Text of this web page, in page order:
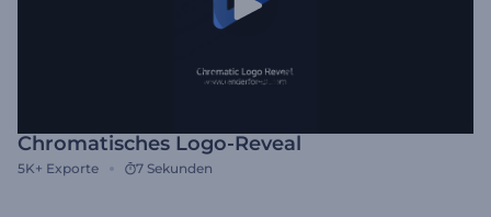
Chromatisches Logo-Reveal
5K+ Exporte 7 Sekunden